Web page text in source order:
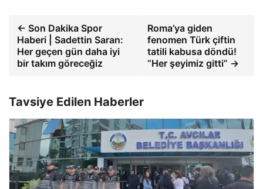
← Son Dakika Spor
Haberi | Sadettin Saran:
Her geçen gün daha iyi
bir takım göreceğiz
Roma’ya giden
fenomen Türk çiftin
tatili kabusa döndü!
“Her şeyimiz gitti” →
Tavsiye Edilen Haberler